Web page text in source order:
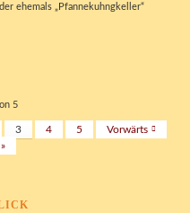
ehemals „Pfannekuhngkeller“
5
3 4 5
Vorwärts